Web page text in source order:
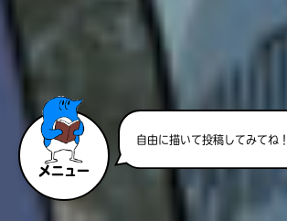
メニュー
自由に描いて投稿してみてね！